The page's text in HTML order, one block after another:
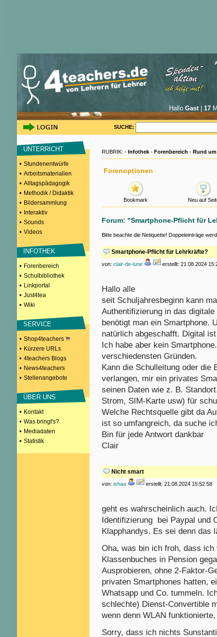
Hallo Gast| 17
SUCHE:
UNTERRICHT
• Stundenentwürfe
• Arbeitsmaterialien
• Alltagspädagogik
• Methodik / Didaktik
• Bildersammlung
• Interaktiv
• Sounds
• Videos
INFOTHEK
• Forenbereich
• Schulbibliothek
• Linkportal
• Just4tea
• Wiki
SERVICE
• Shop4teachers
• Kürzere URLs
• 4teachers Blogs
• News4teachers
• Stellenangebote
ÜBER UNS
• Kontakt
• Was bringt's?
• Mediadaten
• Statistik
RUBRIK: - Infothek - Forenbereich - Rund
Forenoptionen
Bookmark Neu auf
Forum: "Smartphone-Pflicht für
Bitte beachte die Netiquette! Doppeleinträge
Smartphone-Pflicht für Lehrkräfte?
von: clair-de-lune erstellt: 21.08.2024
Hallo alle
seit Schuljahresbeginn kann
Authentifizierung in das
benötigt man ein Smartphone.
natürlich abgeschafft. Digital
Ich habe aber kein
verschiedensten Gründen.
Kann die Schulleitung oder die
verlangen, mir ein privates
seinen Daten wie z. B.
Strom, SIM-Karte usw) für
Welche Rechtsquelle gibt da
ist so umfangreich, da suche
Bin für jede Antwort dankbar
Clair
Nicht smart
von: ishaa erstellt: 21.08.2024 15:52:58
geht es wahrscheinlich auch.
Identifizierung bei Paypal und
Klapphandys. Es sei denn das
Oha, was bin ich froh, dass
Klassenbuches in Pension
Ausprobieren, ohne 2-Faktor-
privaten Smartphones hatten,
Whatsapp und Co. tummeln.
schlechte) Dienst-Convertible
wenn denn WLAN
Sorry, dass ich nichts